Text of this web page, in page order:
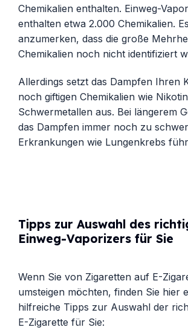
Chemikalien enthalten. Einweg-
enthalten etwa 2.000 Chemikalien.
anzumerken, dass die große
Chemikalien noch nicht identifiziert
Allerdings setzt das Dampfen Ihren
noch giftigen Chemikalien wie
Schwermetallen aus. Bei längerem
das Dampfen immer noch zu
Erkrankungen wie Lungenkrebs
Tipps zur Auswahl des
Einweg-Vaporizers für Sie
Wenn Sie von Zigaretten auf E-
umsteigen möchten, finden Sie hier
hilfreiche Tipps zur Auswahl der
E-Zigarette für Sie: